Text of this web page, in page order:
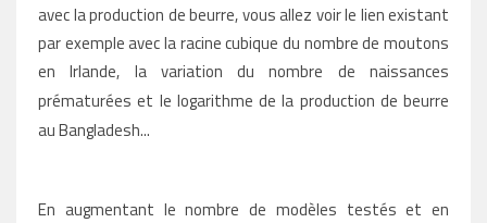
avec la production de beurre, vous allez voir le lien existant
par exemple avec la racine cubique du nombre de moutons
en Irlande, la variation du nombre de naissances
prématurées et le logarithme de la production de beurre
au Bangladesh...
En augmentant le nombre de modèles testés et en